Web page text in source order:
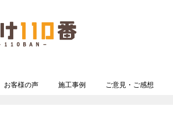
お客様の声 施工事例 ご意見・ご感想